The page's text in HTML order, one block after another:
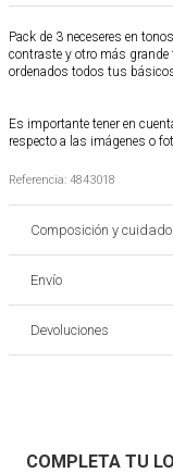
Pack de 3 neceseres en
contraste y otro más grande
ordenados todos tus
Es importante tener en
respecto a las imágenes o
Referencia: 4843018
Composición y
Envío
Devoluciones
COMPLETA TU